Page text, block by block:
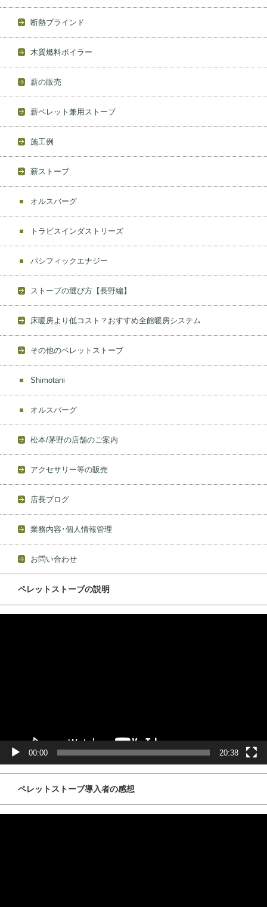
断熱ブラインド
木質燃料ボイラー
薪の販売
薪ペレット兼用ストーブ
施工例
薪ストーブ
オルスバーグ
トラビスインダストリーズ
パシフィックエナジー
ストーブの選び方【長野編】
床暖房より低コスト？おすすめ全館暖房システム
その他のペレットストーブ
Shimotani
オルスバーグ
松本/茅野の店舗のご案内
アクセサリー等の販売
店長ブログ
業務内容･個人情報管理
お問い合わせ
ペレットストーブの説明
00:00 20:38
ペレットストーブ導入者の感想